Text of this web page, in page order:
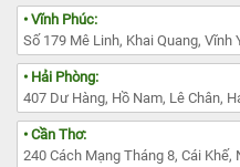
• Vĩnh Phúc:
Số 179 Mê Linh, Khai Quang, Vĩnh
• Hải Phòng:
407 Dư Hàng, Hồ Nam, Lê Chân,
• Cần Thơ:
240 Cách Mạng Tháng 8, Cái Khế,